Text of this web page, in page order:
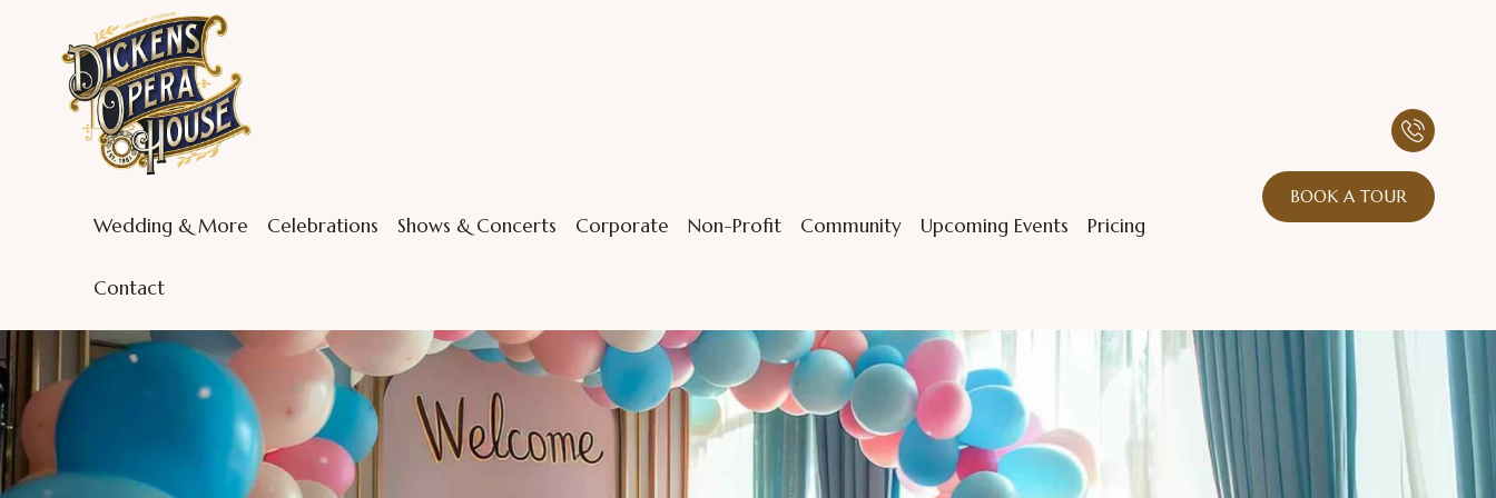
Wedding & More Celebrations Shows & Concerts Corporate Non-Profit Community Upcoming Events Pricing
Contact
BOOK A TOUR